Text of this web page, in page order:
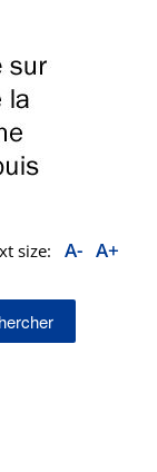
size: A- A+